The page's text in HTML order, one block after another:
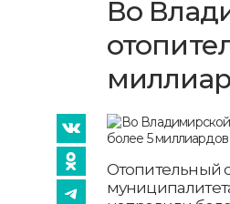
Во
Отопительный